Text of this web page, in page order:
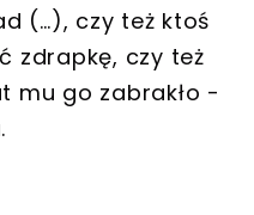
(…), czy też ktoś
zdrapkę, czy też
mu go zabrakło -